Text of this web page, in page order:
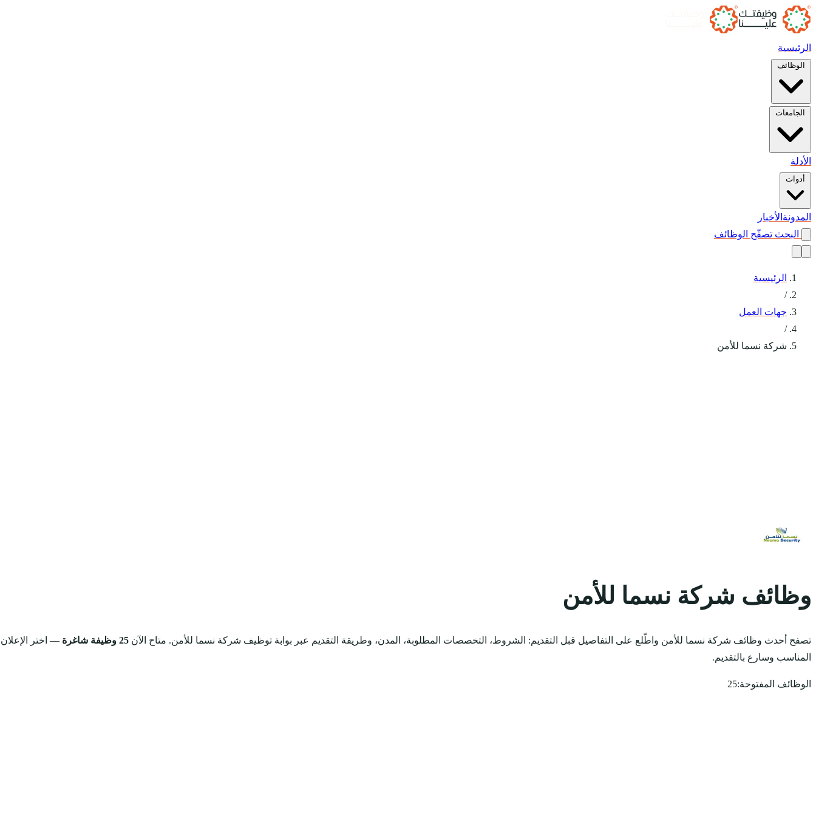
الرئيسية
الوظائف
الجامعات
الأدلة
أدوات
المدونة الأخبار
البحث تصفّح الوظائف
الرئيسية
/
جهات العمل
/
شركة نسما للأمن
وظائف شركة نسما للأمن
تصفح أحدث وظائف شركة نسما للأمن واطّلع على التفاصيل قبل التقديم: الشروط، التخصصات المطلوبة، المدن، وطريقة التقديم عبر بوابة توظيف شركة نسما للأمن. متاح الآن 25 وظيفة شاغرة
— اختر الإعلان
المناسب وسارع بالتقديم.
الوظائف المفتوحة:25